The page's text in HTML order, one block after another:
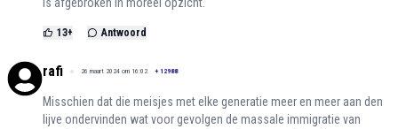
is afgebroken in moreel opzicht.
13+ Antwoord
rafi 26 maart 2024 om 16:02 + 12988
Misschien dat die meisjes met elke generatie meer en meer aan den
lijve ondervinden wat voor gevolgen de massale immigratie van